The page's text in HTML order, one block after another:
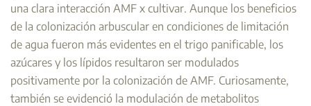
una clara interacción AMF x cultivar. Aunque los beneficios
de la colonización arbuscular en condiciones de limitación
de agua fueron más evidentes en el trigo panificable, los
azúcares y los lípidos resultaron ser modulados
positivamente por la colonización de AMF. Curiosamente,
también se evidenció la modulación de metabolitos